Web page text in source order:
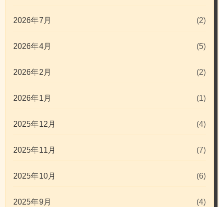
2026年7月 (2)
2026年4月 (5)
2026年2月 (2)
2026年1月 (1)
2025年12月 (4)
2025年11月 (7)
2025年10月 (6)
2025年9月 (4)